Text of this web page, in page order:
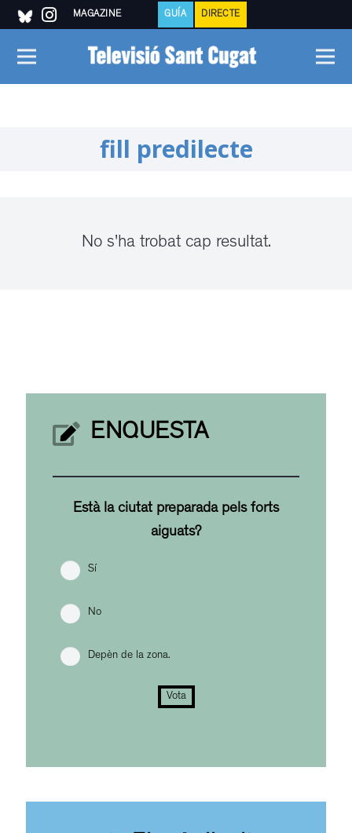
MAGAZINE GUÍA DIRECTE
fill predilecte
No s'ha trobat cap resultat.
ENQUESTA
Està la ciutat preparada pels forts
aiguats?
Sí
No
Depèn de la zona.
Vota